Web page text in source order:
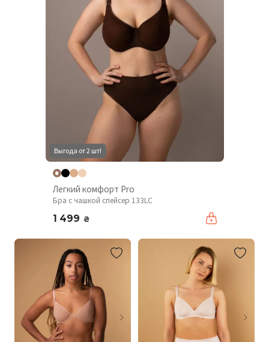
Выгода от 2 шт!
Легкий комфорт Pro
Бра с чашкой спейсер 133LC
1 499 ₴